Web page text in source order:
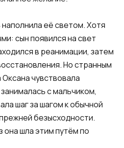
её светом. Хотя
сын появился на свет
в реанимации, затем
Но странным
чувствовала
с мальчиком,
шаг за шагом к обычной
безысходности.
она шла этим путём по